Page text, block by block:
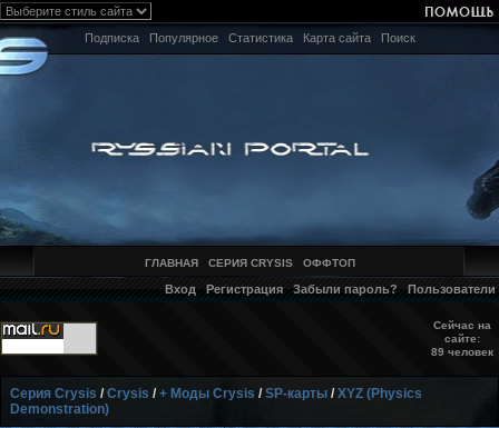
Подписка Популярное Статистика Карта сайта Поиск
ГЛАВНАЯ СЕРИЯ CRYSIS ОФФТОП
Вход Регистрация Забыли пароль? Пользователи
Сейчас на
сайте:
89 человек
Серия Crysis /Crysis /+ Моды Crysis /SP-карты /XYZ (Physics
Demonstration)